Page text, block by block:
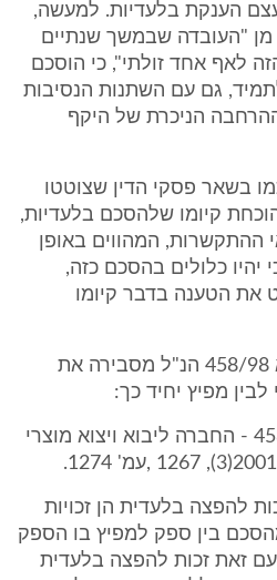
הענקת בלעדיות. למעשה,
"העובדה שבמשך שנתיים
לאף אחד זולתי", כי הוסכם
גם עם השתנות הנסיבות
ההרחבה הניכרת של היקף
בשאר פסקי הדין שצוטטו
קיומו שלהסכם בלעדיות,
ההתקשרות, המהווים באופן
כלולים בהסכם כזה,
את הטענה בדבר קיומו
כב' השופטת פלפל בע"א 458/98 הנ"ל מסבירה את
מפיץ יחיד כך:
ת"א (תל-אביב-יפו) 458/98 - החברה ליבוא ויצוא מוצרי
להפצה בלעדית הן זכויות
בין ספק למפיץ בו הספק
זאת זכות להפצה בלעדית